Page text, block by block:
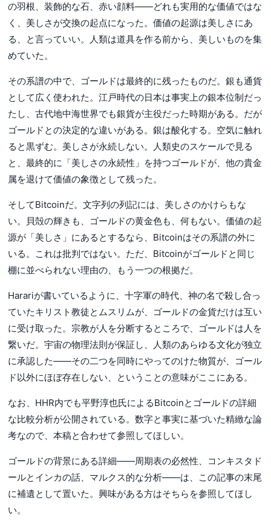
の羽根、装飾的な石、赤い顔料——どれも実用的な価値ではな
く、美しさが交換の起点になった。価値の起源は美しさにあ
る、と言っていい。人類は道具を作る前から、美しいものを集
めていた。
その系譜の中で、ゴールドは最終的に残ったものだ。銀も通貨
として広く使われた。江戸時代の日本は事実上の銀本位制だっ
たし、古代地中海世界でも銀貨が主役だった時期がある。だが
ゴールドとの決定的な違いがある。銀は酸化する。空気に触れ
ると黒ずむ。美しさが永続しない。人類史のスケールで見る
と、最終的に「美しさの永続性」を持つゴールドが、他の貴金
属を退けて価値の象徴として残った。
そしてBitcoinだ。文字列の列記には、美しさのかけらもな
い。貝殻の輝きも、ゴールドの黄金色も、何もない。価値の起
源が「美しさ」にあるとするなら、Bitcoinはその系譜の外に
いる。これは批判ではない。ただ、Bitcoinがゴールドと同じ
棚に並べられない理由の、もう一つの根拠だ。
Harariが書いているように、十字軍の時代、神の名で殺し合っ
ていたキリスト教徒とムスリムが、ゴールドの金貨だけは互い
に受け取った。宗教が人を分断するところで、ゴールドは人を
繋いだ。宇宙の物理法則が保証し、人類のあらゆる文化が独立
に承認した——その二つを同時にやってのけた物質が、ゴール
ド以外にほぼ存在しない、ということの意味がここにある。
なお、HHR内でも平野淳也氏によるBitcoinとゴールドの詳細
な比較分析が公開されている。数字と事実に基づいた精緻な論
考なので、本稿と合わせて参照してほしい。
ゴールドの背景にある詳細——周期表の必然性、コンキスタド
ールとインカの話、マルクス的な分析——は、この記事の末尾
に補遺として置いた。興味がある方はそちらを参照してほし
い。